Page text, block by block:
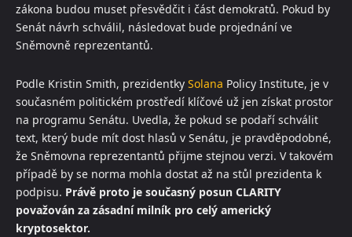
zákona budou muset přesvědčit i část demokratů. Pokud by
Senát návrh schválil, následovat bude projednání ve
Sněmovně reprezentantů.
Podle Kristin Smith, prezidentky Solana Policy Institute, je v
současném politickém prostředí klíčové už jen získat prostor
na programu Senátu. Uvedla, že pokud se podaří schválit
text, který bude mít dost hlasů v Senátu, je pravděpodobné,
že Sněmovna reprezentantů přijme stejnou verzi. V takovém
případě by se norma mohla dostat až na stůl prezidenta k
podpisu. Právě proto je současný posun CLARITY
považován za zásadní milník pro celý americký
kryptosektor.